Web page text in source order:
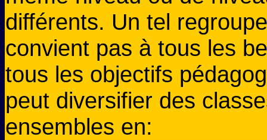
différents. Un tel
convient pas à tous les
tous les objectifs
peut diversifier des
ensembles en: